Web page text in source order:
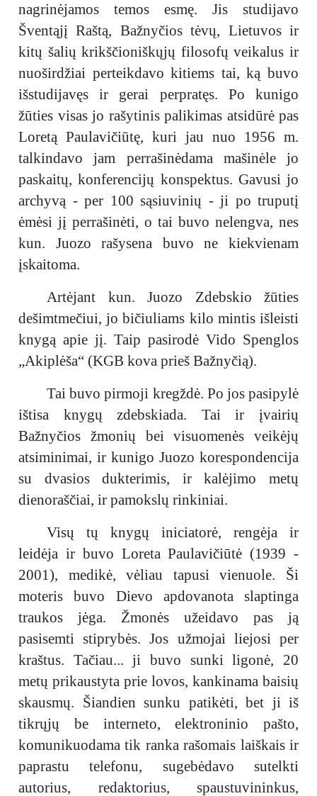
nagrinėjamos temos esmę. Jis studijavo
Šventąjį Raštą, Bažnyčios tėvų, Lietuvos ir
kitų šalių krikščioniškųjų filosofų veikalus ir
nuoširdžiai perteikdavo kitiems tai, ką buvo
išstudijavęs ir gerai perpratęs. Po kunigo
žūties visas jo rašytinis palikimas atsidūrė pas
Loretą Paulavičiūtę, kuri jau nuo 1956 m.
talkindavo jam perrašinėdama mašinėle jo
paskaitų, konferencijų konspektus. Gavusi jo
archyvą - per 100 sąsiuvinių - ji po truputį
ėmėsi jį perrašinėti, o tai buvo nelengva, nes
kun. Juozo rašysena buvo ne kiekvienam
įskaitoma.
Artėjant kun. Juozo Zdebskio žūties
dešimtmečiui, jo bičiuliams kilo mintis išleisti
knygą apie jį. Taip pasirodė Vido Spenglos
„Akiplėša“ (KGB kova prieš Bažnyčią).
Tai buvo pirmoji kregždė. Po jos pasipylė
ištisa knygų zdebskiada. Tai ir įvairių
Bažnyčios žmonių bei visuomenės veikėjų
atsiminimai, ir kunigo Juozo korespondencija
su dvasios dukterimis, ir kalėjimo metų
dienoraščiai, ir pamokslų rinkiniai.
Visų tų knygų iniciatorė, rengėja ir
leidėja ir buvo Loreta Paulavičiūtė (1939 -
2001), medikė, vėliau tapusi vienuole. Ši
moteris buvo Dievo apdovanota slaptinga
traukos jėga. Žmonės užeidavo pas ją
pasisemti stiprybės. Jos užmojai liejosi per
kraštus. Tačiau... ji buvo sunki ligonė, 20
metų prikaustyta prie lovos, kankinama baisių
skausmų. Šiandien sunku patikėti, bet ji iš
tikrųjų be interneto, elektroninio pašto,
komunikuodama tik ranka rašomais laiškais ir
paprastu telefonu, sugebėdavo sutelkti
autorius, redaktorius, spaustuvininkus,